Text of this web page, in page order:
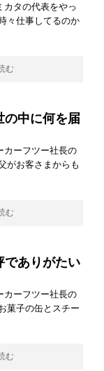
カタの代表をやっ
々仕事してるのか
む
の中に何を届
カーフツー社長の
がお客さまからも
む
でありがたい
カーフツー社長の
菓子の缶とスチー
む